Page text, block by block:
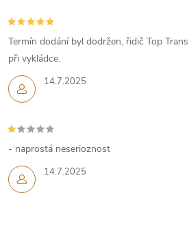
14.7.2025
Termín dodání byl dodržen, řidič Top
při vykládce.
14.7.2025
- naprostá neserioznost